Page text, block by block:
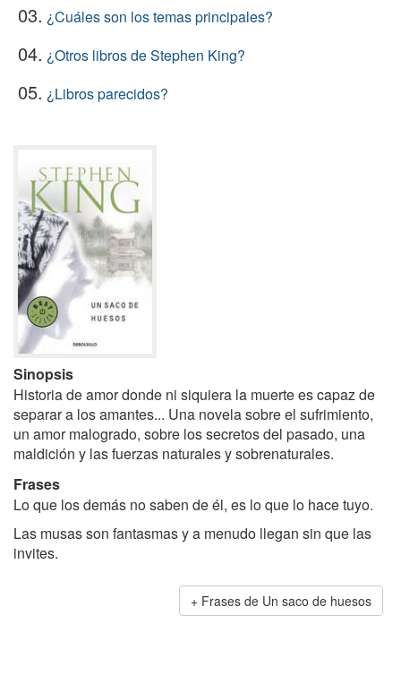
03. ¿Cuáles son los temas principales?
04. ¿Otros libros de Stephen King?
05. ¿Libros parecidos?
Sinopsis
Historia de amor donde ni siquiera la muerte es capaz de
separar a los amantes... Una novela sobre el sufrimiento,
un amor malogrado, sobre los secretos del pasado, una
maldición y las fuerzas naturales y sobrenaturales.
Frases
Lo que los demás no saben de él, es lo que lo hace tuyo.
Las musas son fantasmas y a menudo llegan sin que las
invites.
Frases de Un saco de huesos